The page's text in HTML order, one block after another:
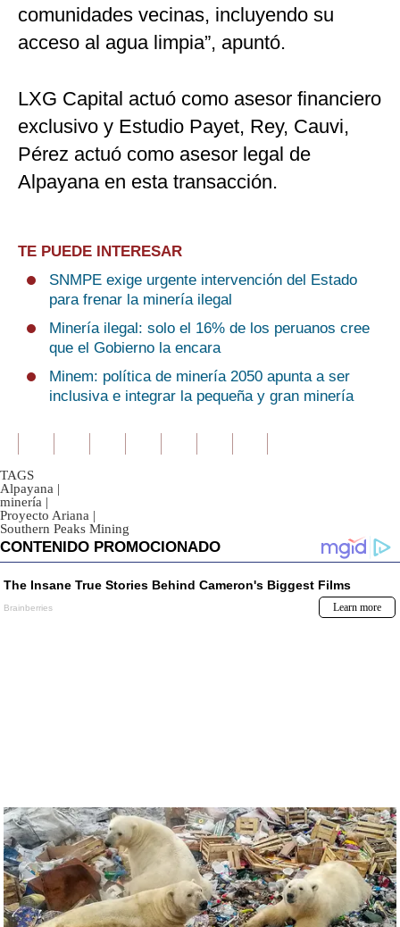
comunidades vecinas, incluyendo su
acceso al agua limpia”, apuntó.
LXG Capital actuó como asesor financiero
exclusivo y Estudio Payet, Rey, Cauvi,
Pérez actuó como asesor legal de
Alpayana en esta transacción.
TE PUEDE INTERESAR
SNMPE exige urgente intervención del Estado
para frenar la minería ilegal
Minería ilegal: solo el 16% de los peruanos cree
que el Gobierno la encara
Minem: política de minería 2050 apunta a ser
inclusiva e integrar la pequeña y gran minería
TAGS
Alpayana |
minería |
Proyecto Ariana |
Southern Peaks Mining